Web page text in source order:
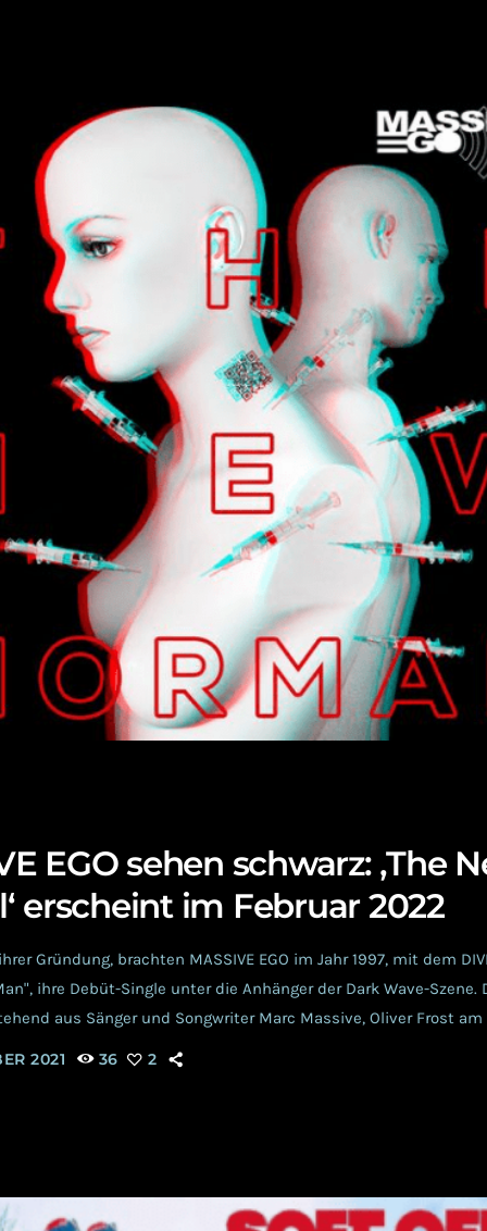
EGO sehen schwarz: ‚The
erscheint im Februar 2022
Gründung, brachten MASSIVE EGO im Jahr 1997, mit dem
ihre Debüt-Single unter die Anhänger der Dark Wave-Szene.
aus Sänger und Songwriter Marc Massive, Oliver Frost am
(Keyboards und Programmierung), entwickelte sich im Laufe der
2021 36 2